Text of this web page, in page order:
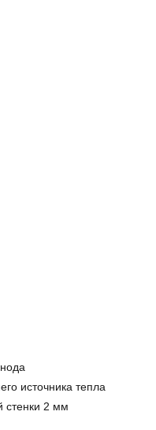
источника тепла
стенки 2 мм